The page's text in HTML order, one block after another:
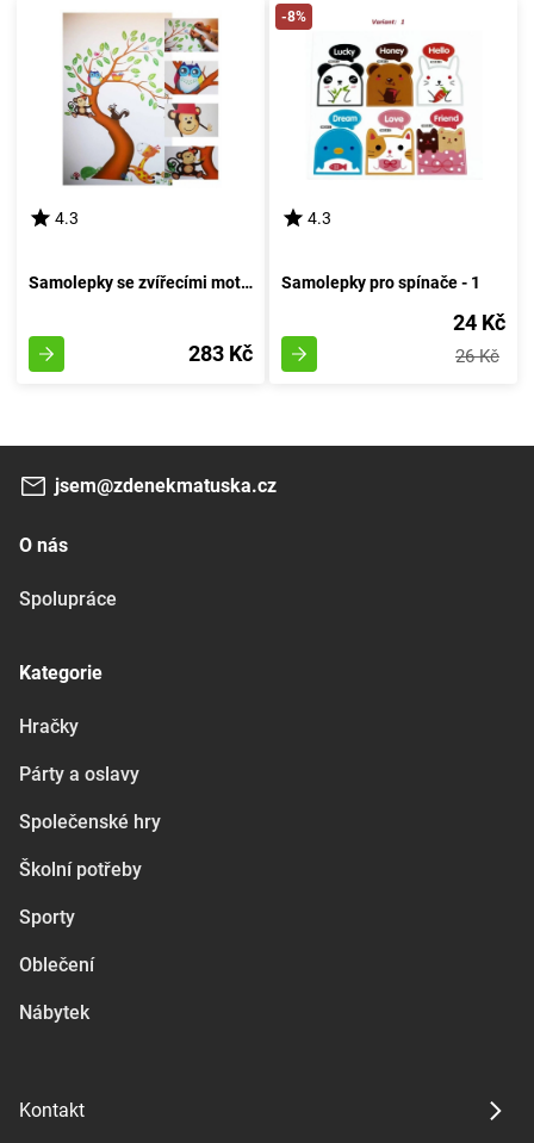
4.3
Samolepky se zvířecími motivy pro výzdobu stěn
283 Kč
-8%
4.3
Samolepky pro spínače - 1
24 Kč
26 Kč
jsem@zdenekmatuska.cz
O nás
Spolupráce
Kategorie
Hračky
Párty a oslavy
Společenské hry
Školní potřeby
Sporty
Oblečení
Nábytek
Kontakt